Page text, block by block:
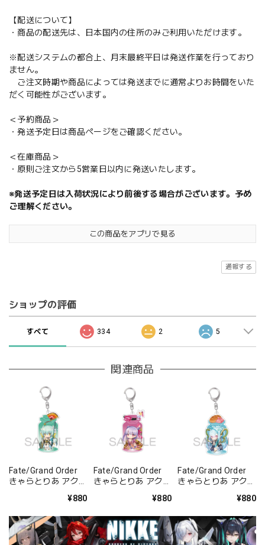
【配送について】
・商品の配送先は、日本国内の住所のみご利用いただけます。
※配送システムの都合上、月末最終平日は発送作業を行っており
ません。
ご注文時期や商品によっては発送までに通常よりお時間をいた
だく可能性がございます。
＜予約商品＞
・発送予定日は商品ページをご確認ください。
＜在庫商品＞
・原則ご注文から5営業日以内に発送いたします。
※発送予定日は入荷状況により前後する場合がございます。予め
ご理解ください。
この商品をアプリで見る
通報する
ショップの評価
すべて 334 2 5
関連商品
Fate/Grand Order
きゃらとりあ アクリ
¥880
Fate/Grand Order
きゃらとりあ アクリ
バー/パッションリ
¥880
Fate/Grand Order
きゃらとりあ アクリ
チャー/ラーヴァ/テ
¥880